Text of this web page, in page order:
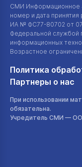
СМИ Информационное
номер и дата
ИА № ФС77-80702 от
Федеральной службой
информационных
Возрастное
Политика
Партнеры о нас
При использовании
обязательна.
Учредитель СМИ —